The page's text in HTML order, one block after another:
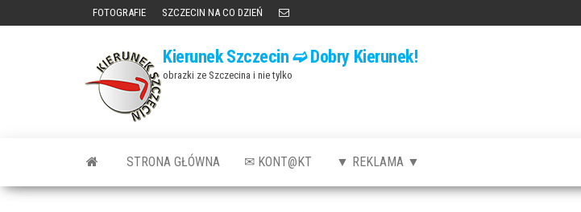
FOTOGRAFIE SZCZECIN NA CO DZIEŃ
Kierunek Szczecin ➫ Dobry Kierunek!
obrazki ze Szczecina i nie tylko
STRONA GŁÓWNA ✉ KONT@KT ▼ REKLAMA ▼